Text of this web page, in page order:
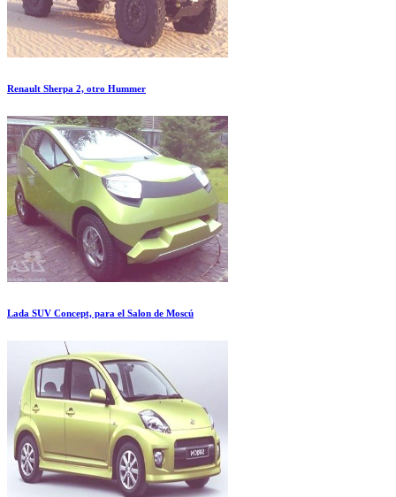
Renault Sherpa 2, otro Hummer
Lada SUV Concept, para el Salon de Moscú